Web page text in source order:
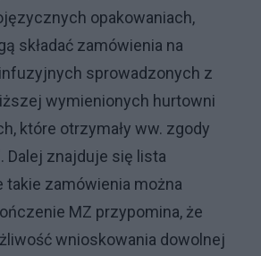
opakowaniach,
składać zamówienia na
sprowadzonych z
wymienionych hurtowni
które otrzymały ww. zgody
Dalej znajduje się lista
takie zamówienia można
MZ przypomina, że
wnioskowania dowolnej